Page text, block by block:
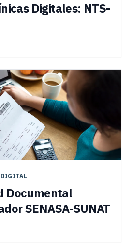
Digitales: NTS-
Documental
SENASA-SUNAT